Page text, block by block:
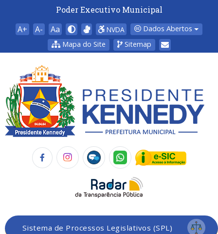
Poder Executivo Municipal
A+ A- Aa NVDA
Dados Abertos
Mapa do Site
Sitemap
Sistema de Processos Legislativos (SPL)